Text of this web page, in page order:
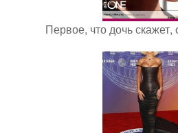
Первое, что дочь скажет,